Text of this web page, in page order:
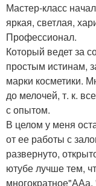
Мастер-класс
яркая, светлая,
Профессионал.
Который ведет за
простым истинам,
марки косметики.
до мелочей, т. к.
с опытом.
В целом у меня
от ее работы с
развернуто,
ютубе лучше тем,
многократное"ААа.